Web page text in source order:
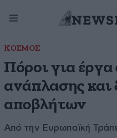
ΚΟΣΜΟΣ
Πόροι για έργα
ανάπλασης και
αποβλήτων
Από την Ευρωπαϊκή